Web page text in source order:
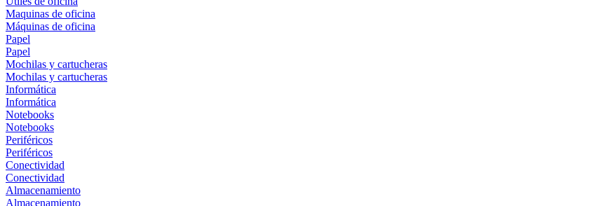
Maquinas de oficina
Máquinas de oficina
Papel
Papel
Mochilas y cartucheras
Mochilas y cartucheras
Informática
Informática
Notebooks
Notebooks
Periféricos
Periféricos
Conectividad
Conectividad
Almacenamiento
Almacenamiento